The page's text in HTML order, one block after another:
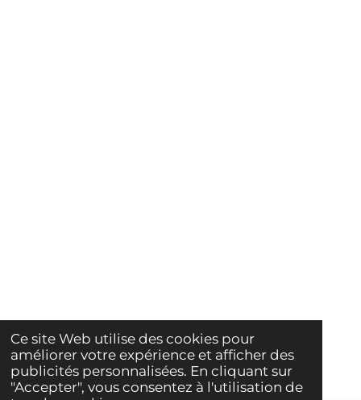
Ce site Web utilise des cookies pour
améliorer votre expérience et afficher des
publicités personnalisées. En cliquant sur
"Accepter", vous consentez à l'utilisation de